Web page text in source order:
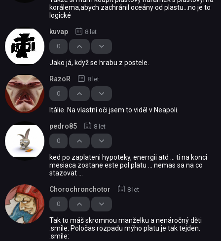
korálema,abych zachránil oceány od plastu...no je to
logické
0
kuvap 8 let
Jako já, když se hrabu z postele.
0
RazoR 8 let
Itálie. Na vlastní oči jsem to viděl v Neapoli.
0
pedro85 8 let
ked po zaplateni hypoteky, enerrgii atd ... ti na konci
mesiaca zostane este pol platu ... nemas sa na co
stazovat ...
0
Chorochronchotor 8 let
Tak to máš skromnou manželku a nenáročný děti
:smile: Poločas rozpadu mýho platu je tak tejden.
:smile: